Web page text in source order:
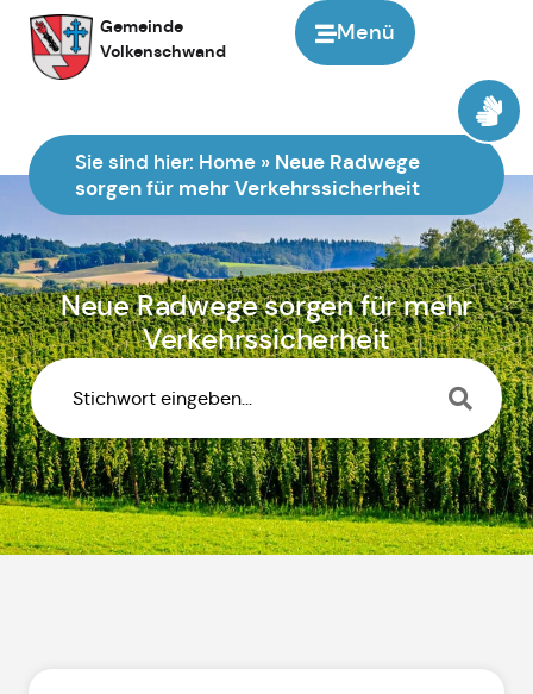
Menü
Gemeinde
Volkenschwand
Sie sind hier: Home » Neue Radwege
sorgen für mehr Verkehrssicherheit
Neue Radwege sorgen für mehr
Verkehrssicherheit